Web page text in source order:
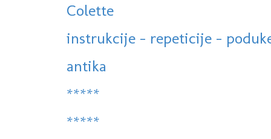
Colette
instrukcije - repeticije -
antika
*****
*****